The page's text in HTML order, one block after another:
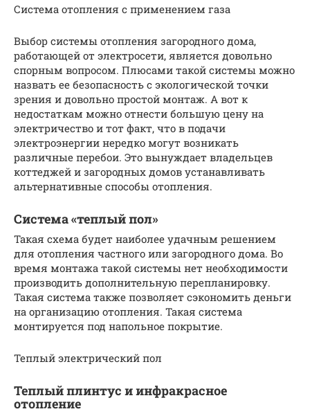
Система отопления с применением газа
Выбор системы отопления загородного дома,
работающей от электросети, является довольно
спорным вопросом. Плюсами такой системы можно
назвать ее безопасность с экологической точки
зрения и довольно простой монтаж. А вот к
недостаткам можно отнести большую цену на
электричество и тот факт, что в подачи
электроэнергии нередко могут возникать
различные перебои. Это вынуждает владельцев
коттеджей и загородных домов устанавливать
альтернативные способы отопления.
Система «теплый пол»
Такая схема будет наиболее удачным решением
для отопления частного или загородного дома. Во
время монтажа такой системы нет необходимости
производить дополнительную перепланировку.
Такая система также позволяет сэкономить деньги
на организацию отопления. Такая система
монтируется под напольное покрытие.
Теплый электрический пол
Теплый плинтус и инфракрасное
отопление